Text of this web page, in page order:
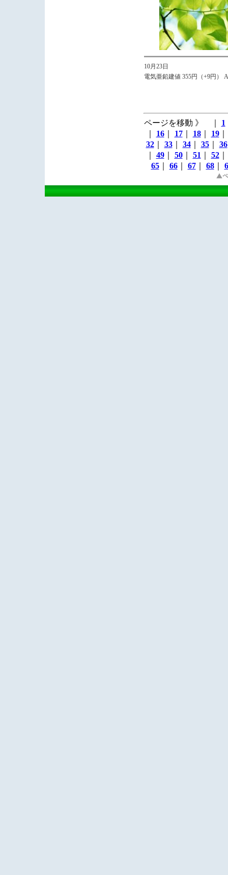
10月23日
電気亜鉛建値 355円（+9円）
ページを移動 》 ｜ 1
16｜ 17｜ 18｜ 19
32｜ 33｜ 34｜ 35｜ 36
49｜ 50｜ 51 52
65｜ 66｜ 67｜ 68｜